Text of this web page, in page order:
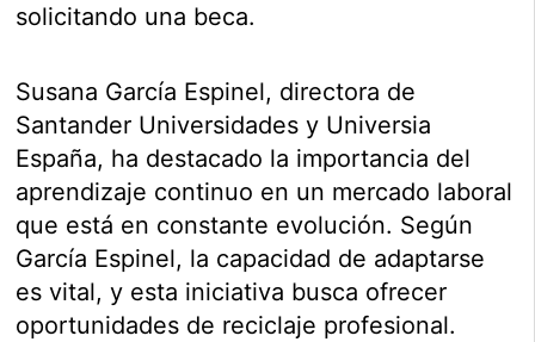
solicitando una beca.
Susana García Espinel, directora de
Santander Universidades y Universia
España, ha destacado la importancia del
aprendizaje continuo en un mercado laboral
que está en constante evolución. Según
García Espinel, la capacidad de adaptarse
es vital, y esta iniciativa busca ofrecer
oportunidades de reciclaje profesional.